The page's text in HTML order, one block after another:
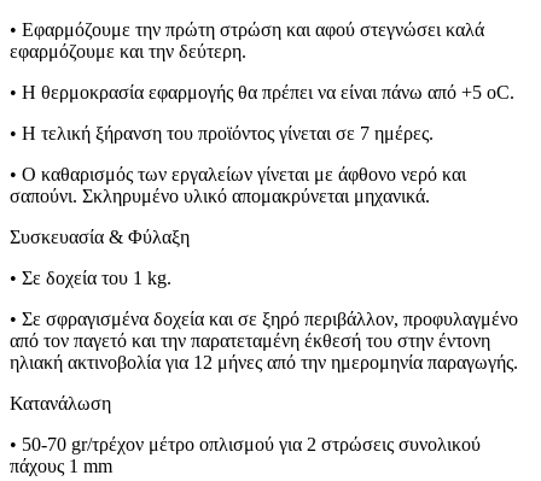
• Εφαρμόζουμε την πρώτη στρώση και αφού στεγνώσει καλά
εφαρμόζουμε και την δεύτερη.
• Η θερμοκρασία εφαρμογής θα πρέπει να είναι πάνω από +5 οC.
• Η τελική ξήρανση του προϊόντος γίνεται σε 7 ημέρες.
• Ο καθαρισμός των εργαλείων γίνεται με άφθονο νερό και
σαπούνι. Σκληρυμένο υλικό απομακρύνεται μηχανικά.
Συσκευασία & Φύλαξη
• Σε δοχεία του 1 kg.
• Σε σφραγισμένα δοχεία και σε ξηρό περιβάλλον, προφυλαγμένο
από τον παγετό και την παρατεταμένη έκθεσή του στην έντονη
ηλιακή ακτινοβολία για 12 μήνες από την ημερομηνία παραγωγής.
Κατανάλωση
• 50-70 gr/τρέχον μέτρο οπλισμού για 2 στρώσεις συνολικού
πάχους 1 mm